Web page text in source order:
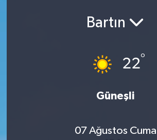
Bartın
22°
Güneşli
07 Ağustos Cuma